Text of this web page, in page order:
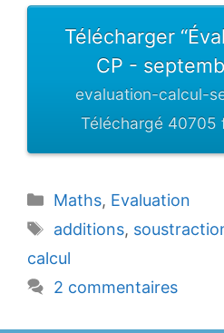
Télécharger
CP -
evaluation-calcul-
Téléchargé 40705
Catégories
Maths, Evaluation
Étiquettes
additions,
calcul
2 commentaires